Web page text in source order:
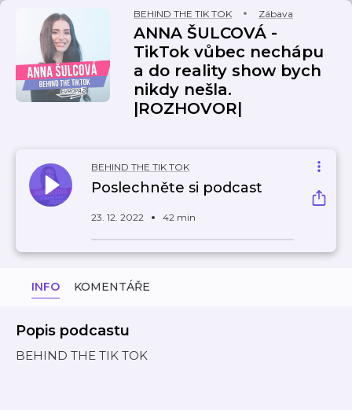
BEHIND THE TIK TOK Zábava
ANNA ŠULCOVÁ -
TikTok vůbec nechápu
a do reality show bych
nikdy nešla.
|ROZHOVOR|
BEHIND THE TIK TOK
Poslechněte si podcast
23. 12. 2022 42 min
INFO KOMENTÁŘE
Popis podcastu
BEHIND THE TIK TOK